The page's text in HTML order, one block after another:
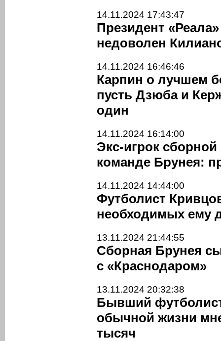
14.11.2024 17:43:47
Президент
недоволен
14.11.2024 16:46:46
Карпин о лучшем
пусть Дзюба и
один
14.11.2024 16:14:00
Экс-игрок
команде Брунея:
14.11.2024 14:44:00
Футболист
необходимых ему
13.11.2024 21:44:55
Сборная Брунея
с «Краснодаром»
13.11.2024 20:32:38
Бывший
обычной жизни
тысяч